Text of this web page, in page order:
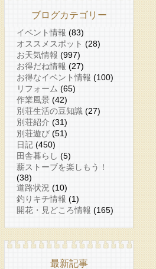
ブログカテゴリー
イベント情報 (83)
オススメスポット (28)
お天気情報 (997)
お得だね情報 (27)
お得なイベント情報 (100)
リフォーム (65)
作業風景 (42)
別荘生活の豆知識 (27)
別荘紹介 (31)
別荘遊び (51)
日記 (450)
田舎暮らし (5)
薪ストーブを楽しもう！
(38)
道路状況 (10)
釣りキチ情報 (1)
開花・見どころ情報 (165)
最新記事